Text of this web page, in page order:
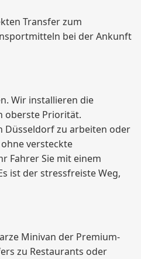
Transfer zum
bei der Ankunft
Wir installieren die
oberste Priorität.
Düsseldorf zu arbeiten oder
versteckte
Fahrer Sie mit einem
ist der stressfreiste Weg,
Minivan der Premium-
zu Restaurants oder